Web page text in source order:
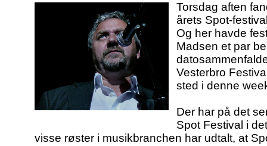
Torsdag aften
årets Spot-
Og her havde
Madsen et par
Vesterbro
sted i denne
Der har på det
Spot Festival i
visse røster i musikbranchen har udtalt, at